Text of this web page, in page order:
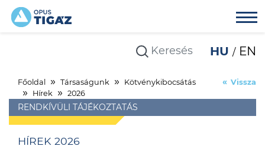
HU EN
Főoldal Társaságunk
Kötvénykibocsátás
Hírek
2026
RENDKÍVÜLI TÁJÉKOZTATÁS
Vissza
HÍREK 2026